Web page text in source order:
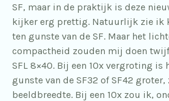
SF, maar in de praktijk is deze
kijker erg prettig. Natuurlijk zie ik
ten gunste van de SF. Maar het
compactheid zouden mij doen
SFL 8×40. Bij een 10x vergroting is
gunste van de SF32 of SF42 groter,
beeldbreedte. Bij een 10x zou ik,